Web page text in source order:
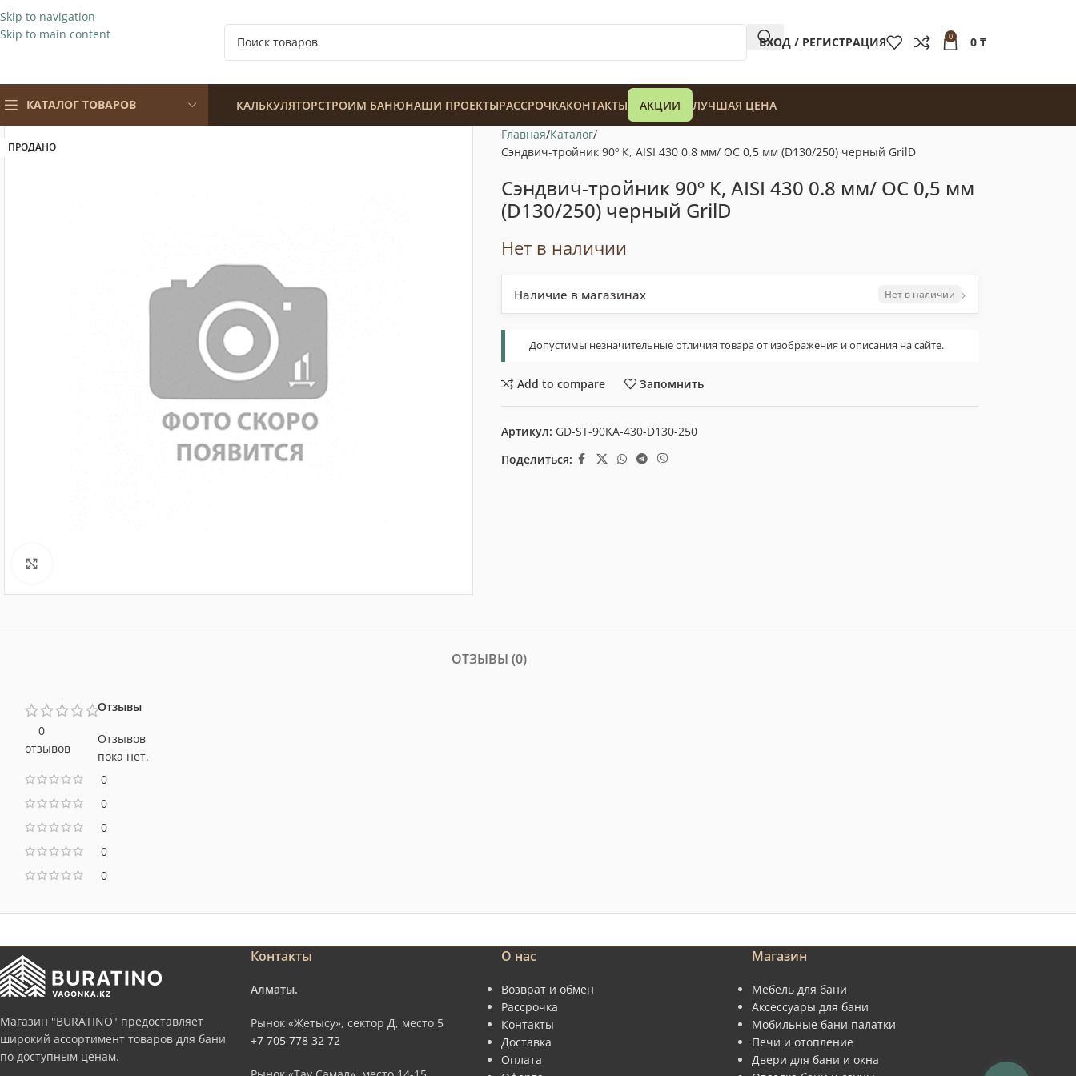
Skip to navigation
Skip to main content
ВХОД / РЕГИСТРАЦИЯ 0 0 ₸
КАТАЛОГ ТОВАРОВ
128 900₸
КАЛЬКУЛЯТОРСТРОИМ БАНЮНАШИ ПРОЕКТЫРАССРОЧКАКОНТАКТЫ АКЦИИ ЛУЧШАЯ ЦЕНА
ПРОДАНО
Главная Каталог
Сэндвич-тройник 90º К, AISI 430 0.8 мм/ ОС 0,5 мм (D130/250) черный GrilD
Сэндвич-тройник 90º К, AISI 430 0.8 мм/ ОС 0,5 мм
(D130/250) черный GrilD
Нет в наличии
Наличие в магазинах Нет в наличии ›
Допустимы незначительные отличия товара от изображения и описания на сайте.
Add to compare Запомнить
Артикул: GD-ST-90KA-430-D130-250
Поделиться:
ОТЗЫВЫ (0)
0
отзывов
0
0
0
0
0
Отзывы
Отзывов
пока нет.
Магазин "BURATINO" предоставляет
широкий ассортимент товаров для бани
по доступным ценам.
Контакты
Алматы.
Рынок «Жетысу», сектор Д, место 5
+7 705 778 32 72
О нас
Возврат и обмен
Рассрочка
Контакты
Доставка
Оплата
Магазин
Мебель для бани
Аксессуары для бани
Мобильные бани палатки
Печи и отопление
Двери для бани и окна